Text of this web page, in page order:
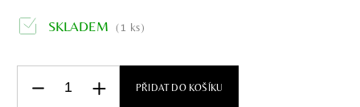
SKLADEM (1 ks)
PŘIDAT DO KOŠÍKU